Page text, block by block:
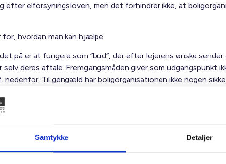
Samtykke Detaljer
efter elforsyningsloven, men det forhindrer ikke, at
for, hvordan man kan hjælpe:
på er at fungere som ”bud”, der efter lejerens ønske
selv deres aftale. Fremgangsmåden giver som udgangspunkt
nedenfor. Til gengæld har boligorganisationen ikke nogen
sig el ved udlevering af nøgle, kan man vejlede lejeren, og
for udlevering af nøgle, at lejer fremviser en elaftale.
om boligorganisationen selv kan tilmelde lejeren med
i: